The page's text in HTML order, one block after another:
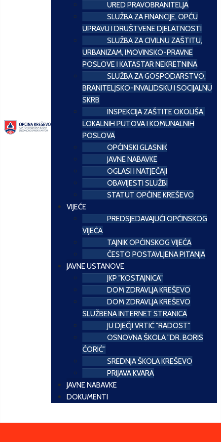
URED PRAVOBRANITELJA
SLUŽBA ZA FINANCIJE, OPĆU
UPRAVU I DRUŠTVENE DJELATNOSTI
SLUŽBA ZA CIVILNU ZAŠTITU,
URBANIZAM, IMOVINSKO-PRAVNE
POSLOVE I KATASTAR NEKRETNINA
SLUŽBA ZA GOSPODARSTVO,
BRANITELJSKO-INVALIDSKU I SOCIJALNU
SKRB
INSPEKCIJA ZAŠTITE OKOLIŠA,
LOKALNIH PUTOVA I KOMUNALNIH
POSLOVA
OPĆINSKI GLASNIK
JAVNE NABAVKE
OGLASI I NATJEČAJI
OBAVIJESTI SLUŽBI
STATUT OPĆINE KREŠEVO
VIJEĆE
PREDSJEDAVAJUĆI OPĆINSKOG
VIJEĆA
TAJNIK OPĆINSKOG VIJEĆA
ČESTO POSTAVLJENA PITANJA
JAVNE USTANOVE
JKP "KOSTAJNICA"
DOM ZDRAVLJA KREŠEVO
DOM ZDRAVLJA KREŠEVO
SLUŽBENA INTERNET STRANICA
JU DJEČJI VRTIĆ "RADOST"
OSNOVNA ŠKOLA "DR. BORIS
ĆORIĆ"
SREDNJA ŠKOLA KREŠEVO
PRIJAVA KVARA
JAVNE NABAVKE
DOKUMENTI